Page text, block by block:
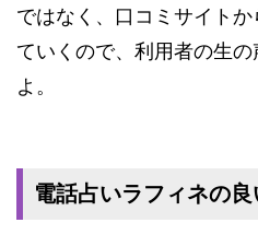
ではなく、口コミサイト
ていくので、利用者の生
よ。
電話占いラフィネの